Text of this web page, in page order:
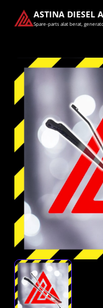
ASTINA DIESEL
Spare-parts alat berat,
Masuk
Dengan
dengan